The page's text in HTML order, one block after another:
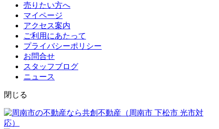
売りたい方へ
マイページ
アクセス案内
ご利用にあたって
プライバシーポリシー
お問合せ
スタッフブログ
ニュース
閉じる